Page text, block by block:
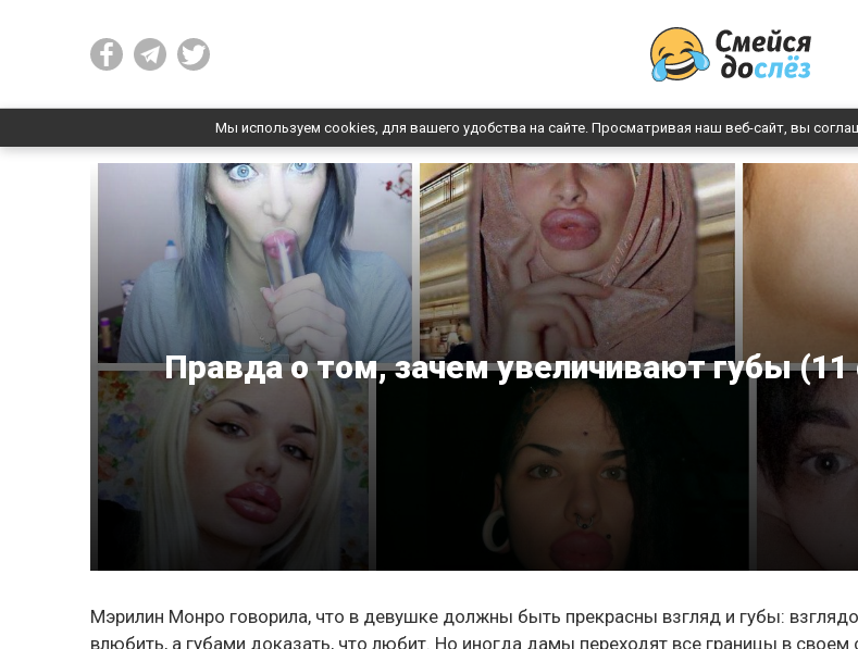
Мы используем cookies, для вашего удобства на сайте. Просматривая наш веб-сайт, вы
Правда о том, зачем увеличивают губы
Мэрилин Монро говорила, что в девушке должны быть прекрасны взгляд и губы:
влюбить, а губами доказать, что любит. Но иногда дамы переходят все границы в своем